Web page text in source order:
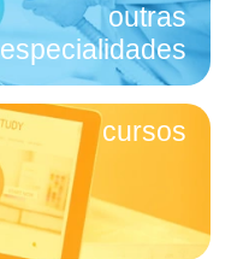
outras
especialidades
cursos